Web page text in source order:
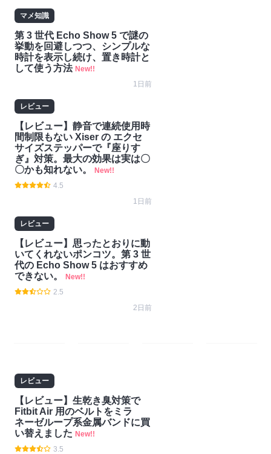
マメ知識
第 3 世代 Echo Show 5 で謎の
挙動を回避しつつ、シンプルな
時計を表示し続け、置き時計と
して使う方法 New!!
1日前
レビュー
【レビュー】静音で連続使用時
間制限もない Xiser の エクセ
サイズステッパーで『座りす
ぎ』対策。最大の効果は実は〇
〇かも知れない。
New!!
4.5
1日前
レビュー
【レビュー】思ったとおりに動
いてくれないポンコツ。第 3 世
代の Echo Show 5 はおすすめ
できない。
New!!
2.5
2日前
ジェ
ット
レビュー
【レビュー】生乾き臭対策で
Fitbit Air 用のベルトをミラ
ネーゼループ系金属バンドに買
い替えました New!!
3.5